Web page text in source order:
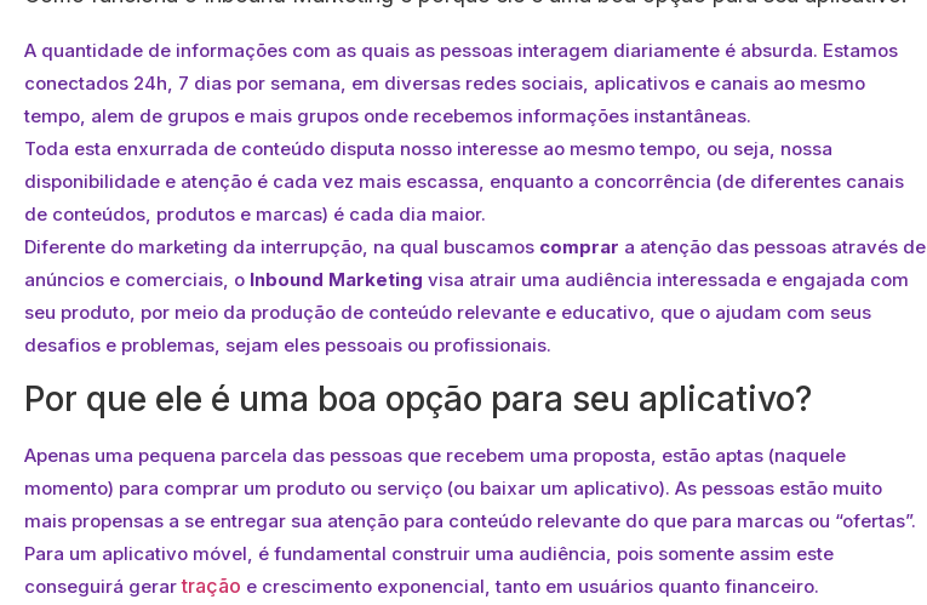
A quantidade de informações com as quais as pessoas interagem diariamente é absurda. Estamos
conectados 24h, 7 dias por semana, em diversas redes sociais, aplicativos e canais ao mesmo
tempo, alem de grupos e mais grupos onde recebemos informações instantâneas.
Toda esta enxurrada de conteúdo disputa nosso interesse ao mesmo tempo, ou seja, nossa
disponibilidade e atenção é cada vez mais escassa, enquanto a concorrência (de diferentes canais
de conteúdos, produtos e marcas) é cada dia maior.
Diferente do marketing da interrupção, na qual buscamos comprar a atenção das pessoas através de
anúncios e comerciais, o Inbound Marketing visa atrair uma audiência interessada e engajada com
seu produto, por meio da produção de conteúdo relevante e educativo, que o ajudam com seus
desafios e problemas, sejam eles pessoais ou profissionais.
Por que ele é uma boa opção para seu aplicativo?
Apenas uma pequena parcela das pessoas que recebem uma proposta, estão aptas (naquele
momento) para comprar um produto ou serviço (ou baixar um aplicativo). As pessoas estão muito
mais propensas a se entregar sua atenção para conteúdo relevante do que para marcas ou “ofertas”.
Para um aplicativo móvel, é fundamental construir uma audiência, pois somente assim este
conseguirá gerartração e crescimento exponencial, tanto em usuários quanto financeiro.